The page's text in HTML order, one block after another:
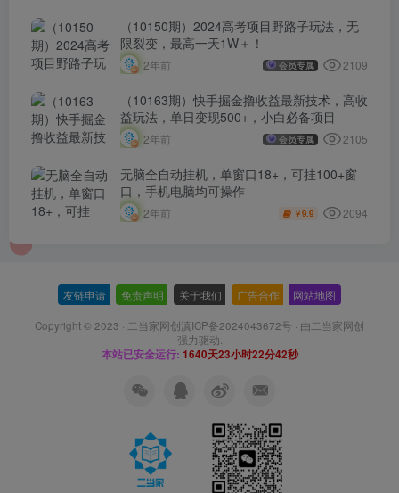
（10150期）2024高考项目野路子玩法，无
限裂变，最高一天1W＋！
2年前 会员专属 2109
（10163期）快手掘金撸收益最新技术，高收
益玩法，单日变现500+，小白必备项目
2年前 会员专属 2105
无脑全自动挂机，单窗口18+，可挂100+窗
口，手机电脑均可操作
2年前 ￥9.9 2094
友链申请 免责声明 关于我们 广告合作 网站地图
Copyright © 2023 · 二当家网创滇ICP备2024043672号 · 由二当家网创
强力驱动.
本站已安全运行: 1640天23小时22分42秒